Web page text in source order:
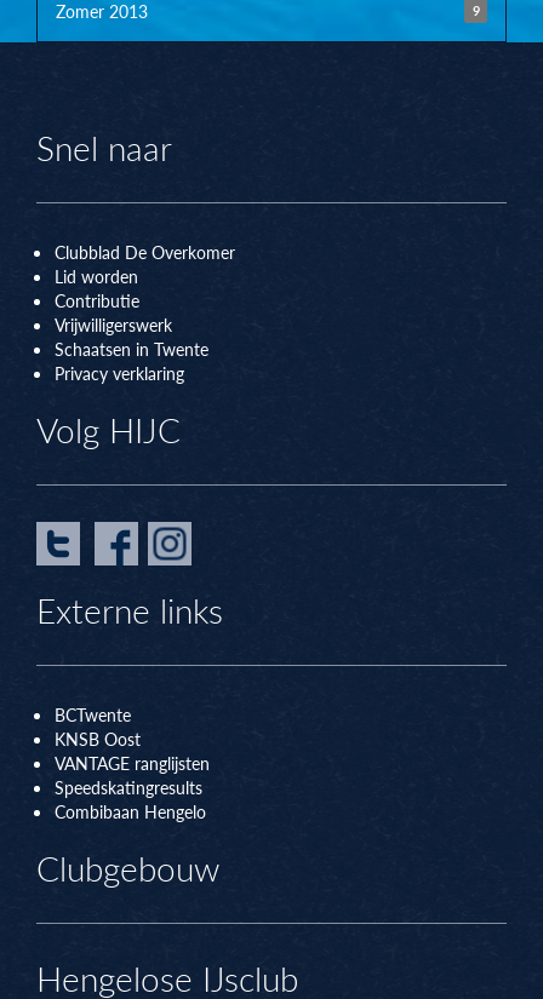
9
Zomer 2013
Snel naar
Clubblad De Overkomer
Lid worden
Contributie
Vrijwilligerswerk
Schaatsen in Twente
Privacy verklaring
Volg HIJC
Externe links
BCTwente
KNSB Oost
VANTAGE ranglijsten
Speedskatingresults
Combibaan Hengelo
Clubgebouw
Hengelose IJsclub